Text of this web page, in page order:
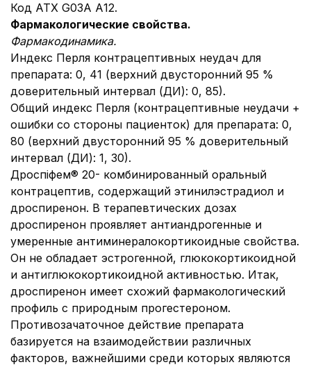
Код АТХ G03A А12.
Фармакологические свойства.
Фармакодинамика.
Индекс Перля контрацептивных неудач для
препарата: 0, 41 (верхний двусторонний 95 %
доверительный интервал (ДИ): 0, 85).
Общий индекс Перля (контрацептивные неудачи +
ошибки со стороны пациенток) для препарата: 0,
80 (верхний двусторонний 95 % доверительный
интервал (ДИ): 1, 30).
Дроспіфем® 20- комбинированный оральный
контрацептив, содержащий этинилэстрадиол и
дроспиренон. В терапевтических дозах
дроспиренон проявляет антиандрогенные и
умеренные антиминералокортикоидные свойства.
Он не обладает эстрогенной, глюкокортикоидной
и антиглюкокортикоидной активностью. Итак,
дроспиренон имеет схожий фармакологический
профиль с природным прогестероном.
Противозачаточное действие препарата
базируется на взаимодействии различных
факторов, важнейшими среди которых являются